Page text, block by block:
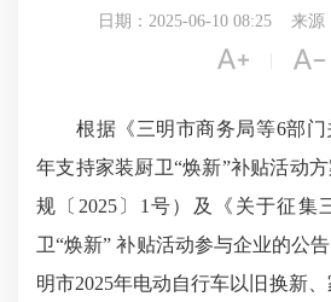
日期：2025-06-10 08:25 来源
 
根据《三明市商务局等6部门
年支持家装厨卫“焕新”补贴活动
规〔2025〕1号）及《关于征集
卫“焕新” 补贴活动参与企业的公
明市2025年电动自行车以旧换新